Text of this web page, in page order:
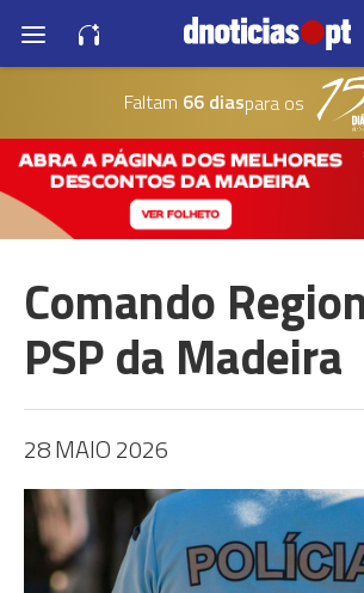
Faltam 66 diaspara os
Comando
PSP da Madeira
28 MAIO 2026